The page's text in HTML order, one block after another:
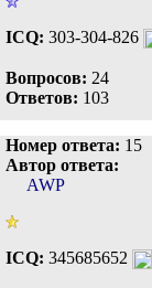
ICQ: 303-304-826
Вопросов: 24
Ответов: 103
Номер ответа: 15
Автор ответа:
AWP
ICQ: 345685652